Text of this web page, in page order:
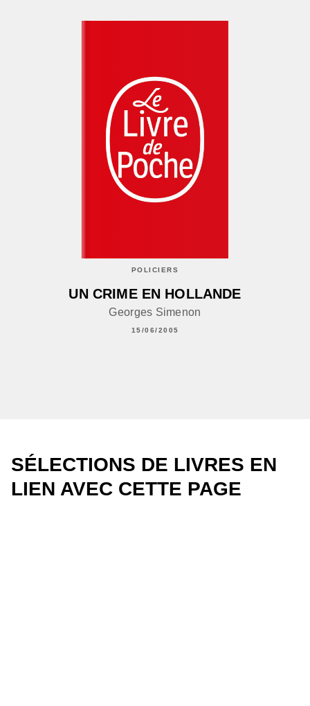
POLICIERS
UN CRIME EN HOLLANDE
Georges Simenon
15/06/2005
SÉLECTIONS DE LIVRES EN
LIEN AVEC CETTE PAGE